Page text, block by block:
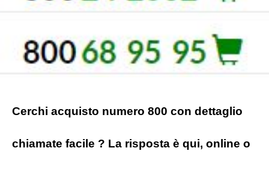
Cerchi acquisto numero 800 con dettaglio
chiamate facile ? La risposta è qui, online o